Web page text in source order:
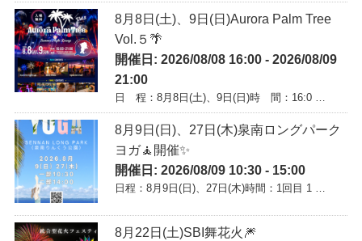
8月8日(土)、9日(日)Aurora Palm Tree
Vol.５🌴
開催日: 2026/08/08 16:00 - 2026/08/09
21:00
日 程：8月8日(土)、9日(日)時 間：16:0 …
8月9日(日)、27日(木)泉南ロングパーク
ヨガ🧘開催✨
開催日: 2026/08/09 10:30 - 15:00
日程：8月9日(日)、27日(木)時間：1回目 1 …
8月22日(土)SBI舞花火🎆